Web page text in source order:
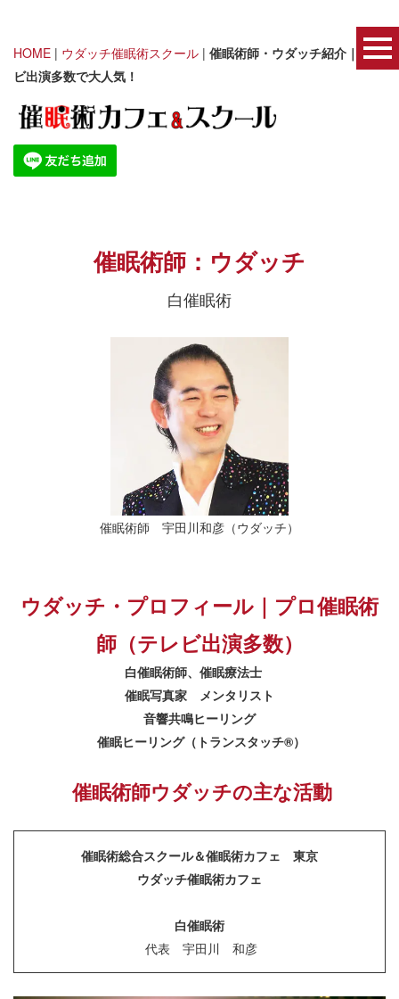
HOME | ウダッチ催眠術スクール | 催眠術師・ウダッチ紹介｜テレ
ビ出演多数で大人気！
催眠術師：ウダッチ
白催眠術
催眠術師 宇田川和彦（ウダッチ）
ウダッチ・プロフィール｜プロ催眠術
師（テレビ出演多数）
白催眠術師、催眠療法士
催眠写真家 メンタリスト
音響共鳴ヒーリング
催眠ヒーリング（トランスタッチ®︎）
催眠術師ウダッチの主な活動
催眠術総合スクール＆催眠術カフェ 東京
ウダッチ催眠術カフェ
白催眠術
代表 宇田川 和彦